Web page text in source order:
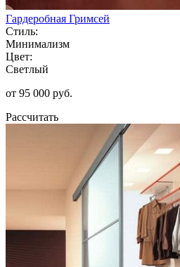
Гардеробная Гримсей
Стиль:
Минимализм
Цвет:
Светлый
от 95 000 руб.
Рассчитать